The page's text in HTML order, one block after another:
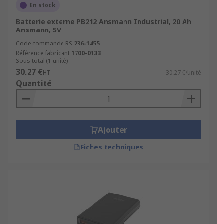
En stock
Batterie externe PB212 Ansmann Industrial, 20 Ah
Ansmann, 5V
Code commande RS 236-1455
Référence fabricant 1700-0133
Sous-total (1 unité)
30,27 €HT 30,27 €/unité
Quantité
Ajouter
Fiches techniques